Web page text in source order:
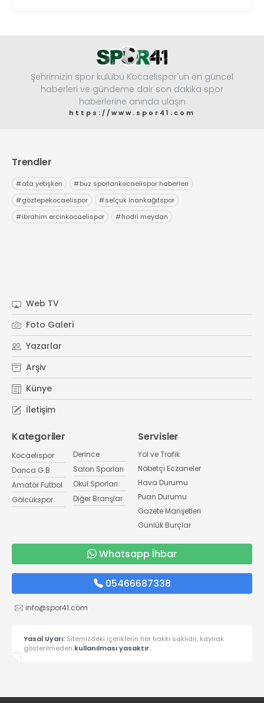
Şehrimizin spor kulübü Kocaelispor'un en güncel
haberleri ve gündeme dair son dakika spor
haberlerine anında ulaşın
https://www.spor41.com
Trendler
#ata yetişken #buz sporlarıkocaelispor haberleri
#göztepekocaelispor #selçuk inankağıtspor
#ibrahim ercinkocaelispor #hodri meydan
Web TV
Foto Galeri
Yazarlar
Arşiv
Künye
İletişim
Kategoriler
Kocaelispor
Darıca G.B.
Amatör Futbol
Gölcükspor
Derince
Salon Sporları
Okul Sporları
Diğer Branşlar
Servisler
Yol ve Trafik
Nöbetçi Eczaneler
Hava Durumu
Puan Durumu
Gazete Manşetleri
Günlük Burçlar
Whatsapp İhbar
05466687338
info@spor41.com
Yasal Uyarı: Sitemizdeki içeriklerin her hakkı saklıdır, kaynak
gösterilmeden kullanılması yasaktır.